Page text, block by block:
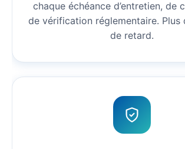
chaque échéance d’entretien, de
de vérification réglementaire. Plus
de retard.